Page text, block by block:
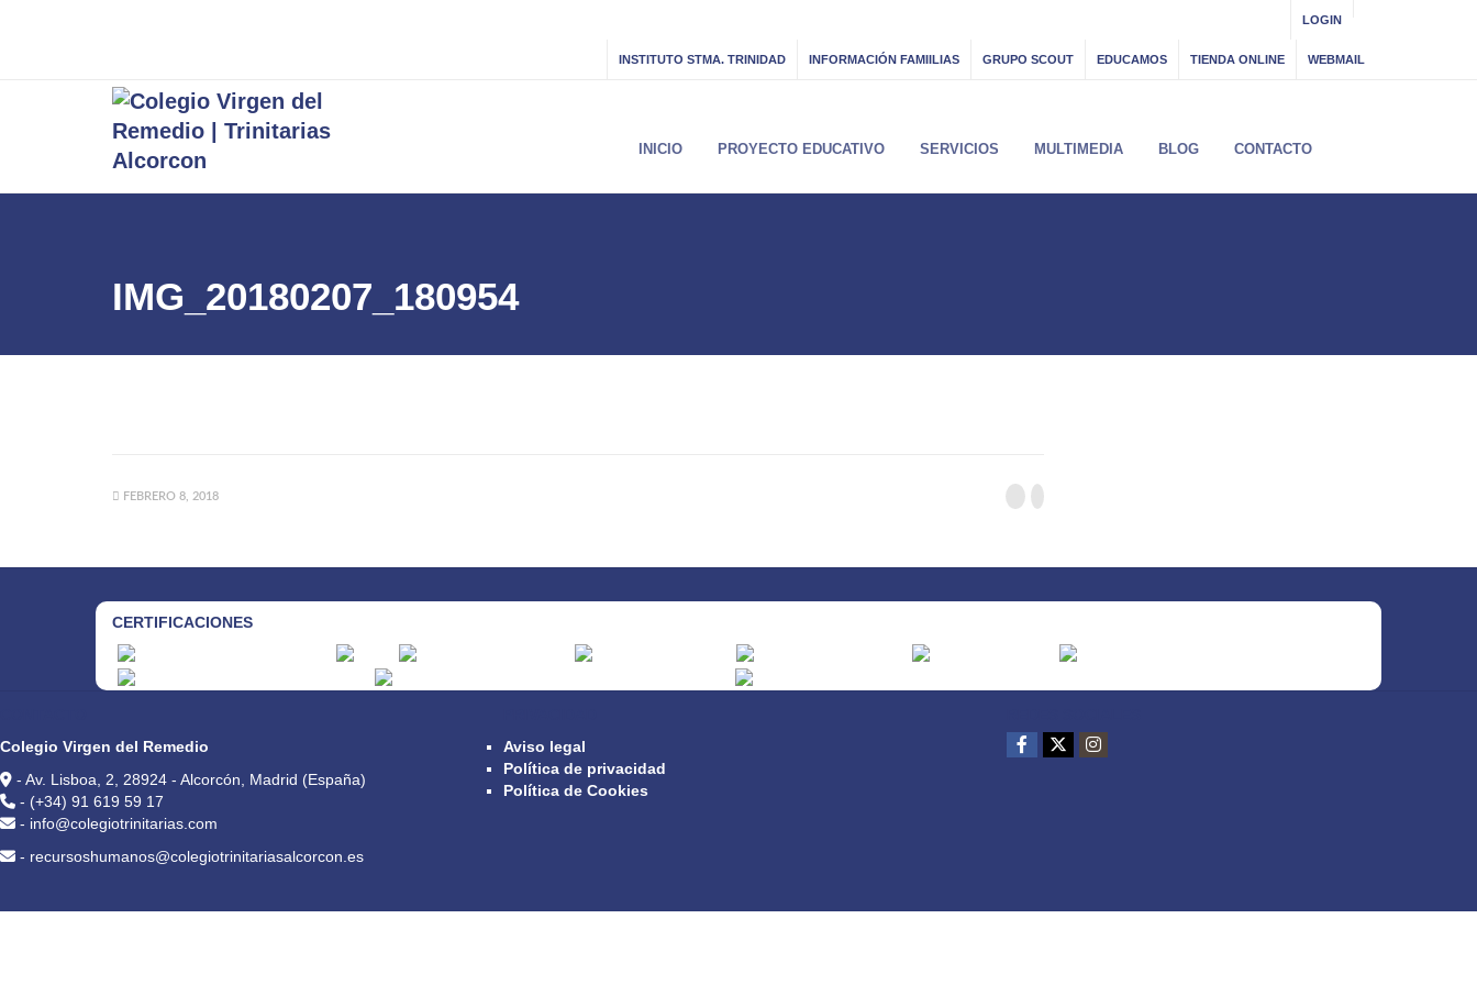
LOGIN
INSTITUTO STMA. TRINIDAD INFORMACIÓN FAMIILIAS GRUPO SCOUT EDUCAMOS TIENDA ONLINE WEBMAIL
INICIO PROYECTO EDUCATIVO SERVICIOS MULTIMEDIA BLOG CONTACTO
IMG_20180207_180954
FEBRERO 8, 2018
CERTIFICACIONES
Colegio Virgen del Remedio
- Av. Lisboa, 2, 28924 - Alcorcón, Madrid (España)
- (+34) 91 619 59 17
- info@colegiotrinitarias.com
- recursoshumanos@colegiotrinitariasalcorcon.es
Aviso legal
Política de privacidad
Política de Cookies